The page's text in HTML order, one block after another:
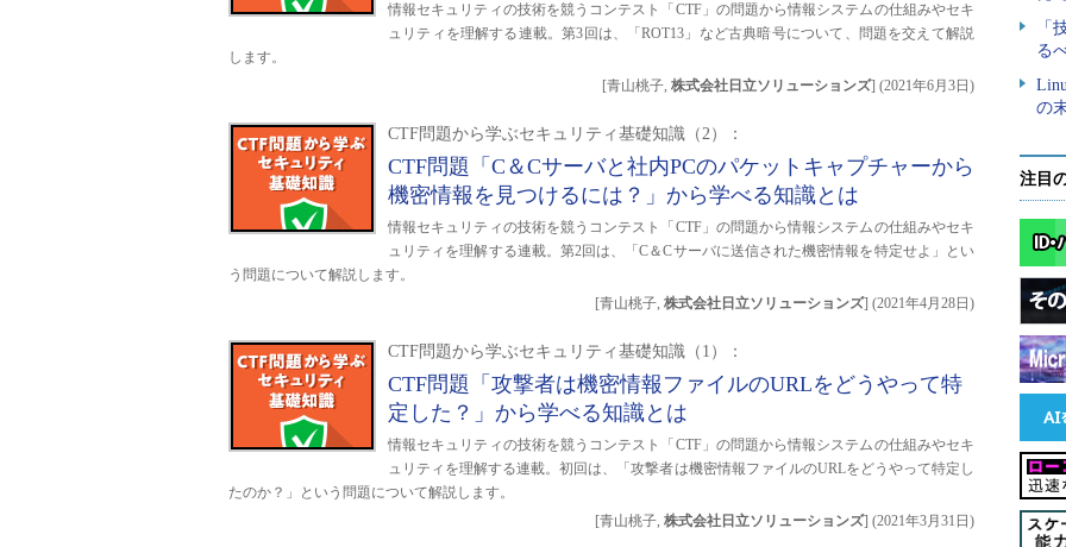
情報セキュリティの技術を競うコンテスト「CTF」の問題から情報システムの仕組みやセキ
ュリティを理解する連載。第3回は、「ROT13」など古典暗号について、問題を交えて解説
します。
[青山桃子, 株式会社日立ソリューションズ] (2021年6月3日 )
CTF問題から学ぶセキュリティ基礎知識（2）：
CTF問題「C＆Cサーバと社内PCのパケットキャプチャーから
機密情報を見つけるには？」から学べる知識とは
情報セキュリティの技術を競うコンテスト「CTF」の問題から情報システムの仕組みやセキ
ュリティを理解する連載。第2回は、「C＆Cサーバに送信された機密情報を特定せよ」とい
う問題について解説します。
[青山桃子, 株式会社日立ソリューションズ] (2021年4月28日 )
CTF問題から学ぶセキュリティ基礎知識（1）：
CTF問題「攻撃者は機密情報ファイルのURLをどうやって特
定した？」から学べる知識とは
情報セキュリティの技術を競うコンテスト「CTF」の問題から情報システムの仕組みやセキ
ュリティを理解する連載。初回は、「攻撃者は機密情報ファイルのURLをどうやって特定し
たのか？」という問題について解説します。
[青山桃子, 株式会社日立ソリューションズ] (2021年3月31日 )
注目